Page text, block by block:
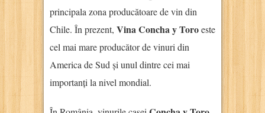
principala zona producătoare de vin din
Chile. În prezent, Vina Concha y Toroeste
cel mai mare producător de vinuri din
America de Sud și unul dintre cei mai
importanți la nivel mondial.